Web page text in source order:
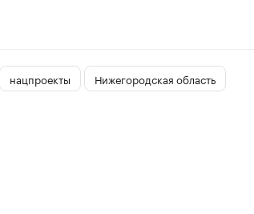
нацпроекты
Нижегородская область